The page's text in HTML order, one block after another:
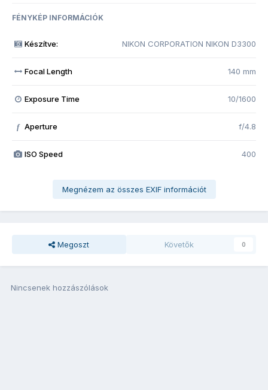
FÉNYKÉP INFORMÁCIÓK
Készítve: NIKON CORPORATION NIKON D3300
Focal Length 140 mm
Exposure Time 10/1600
f Aperture f/4.8
ISO Speed 400
Megnézem az összes EXIF információt
Megoszt Követők 0
Nincsenek hozzászólások